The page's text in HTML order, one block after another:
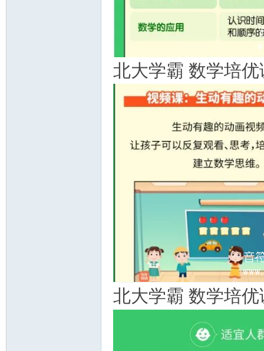
北大学霸 数学培
北大学霸 数学培